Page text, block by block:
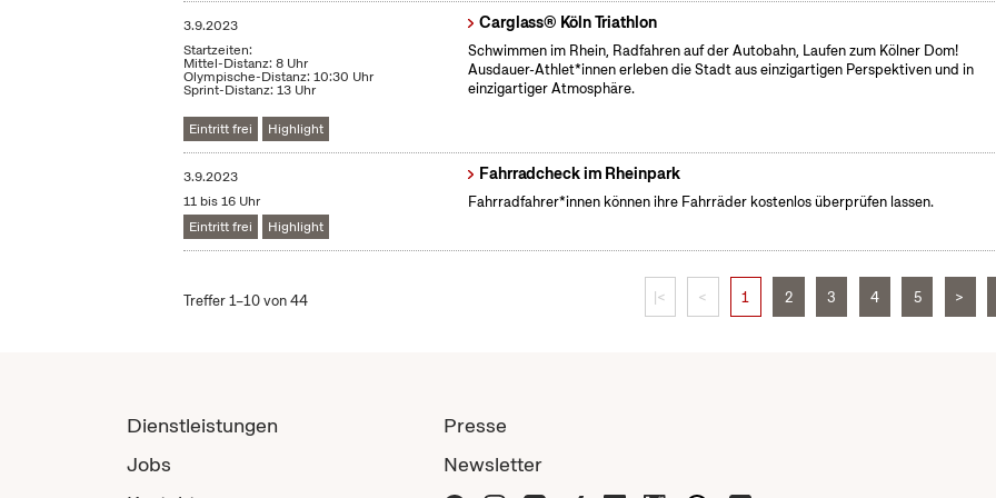
3.9.2023
Startzeiten:
Mittel-Distanz: 8 Uhr
Olympische-Distanz: 10:30 Uhr
Sprint-Distanz: 13 Uhr
Eintritt frei Highlight
Carglass® Köln Triathlon
Schwimmen im Rhein, Radfahren auf der Autobahn, Laufen zum Kölner Dom!
Ausdauer-Athlet*innen erleben die Stadt aus einzigartigen Perspektiven und in
einzigartiger Atmosphäre.
3.9.2023
11 bis 16 Uhr
Eintritt frei
Highlight
Fahrradcheck im Rheinpark
Fahrradfahrer*innen können ihre Fahrräder kostenlos überprüfen lassen.
Treffer 1–10 von 44 |< < 1 2 3 4 5 >
Dienstleistungen
Jobs
Presse
Newsletter